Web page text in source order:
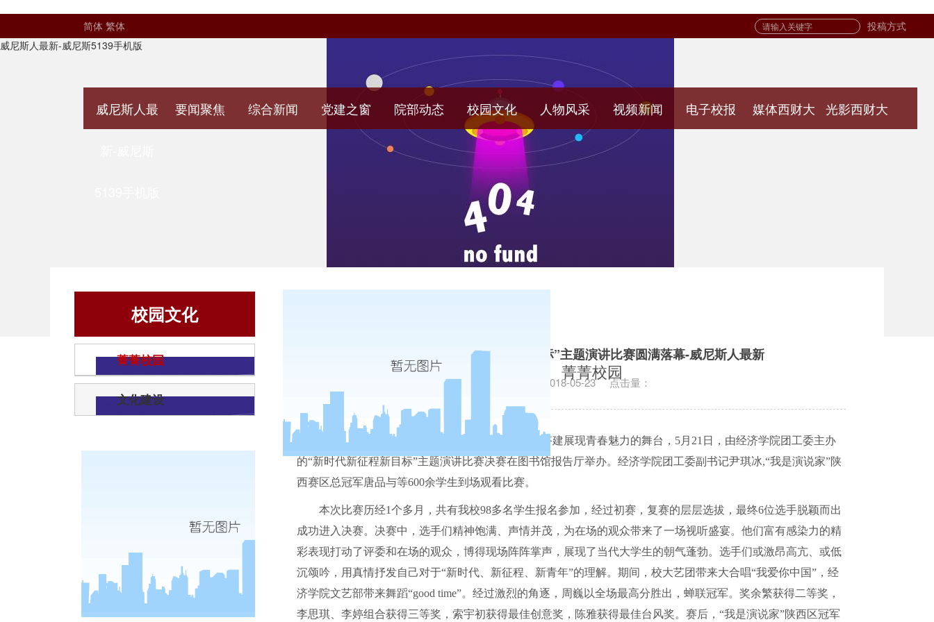
简体 繁体
投稿方式
威尼斯人最新-威尼斯5139手机版
威尼斯人最 要闻聚焦 综合新闻 党建之窗 院部动态 校园文化 人物风采 视频新闻 电子校报 媒体西财大 光影西财大
校园文化
菁菁校园
文化建设
菁菁校园
经济学院“新时代 新征程 新目标”主题演讲比赛圆满落幕-威尼斯人最新
发布日期：2018-05-23 点击量：
为进一步展现我校师生青春风貌，为广大师生搭建展现青春魅力的舞台， 5月 21 日，由经济学院团工委主办
的“新时代新征程新目标”主题演讲比赛决赛在图书馆报告厅举办。经济学院团工委副书记尹琪冰,“我是演说家”陕
西赛区总冠军唐品与等600余学生到场观看比赛。
本次比赛历经1个多月，共有我校98多名学生报名参加，经过初赛，复赛的层层选拔，最终6位选手脱颖而出
成功进入决赛。 决赛中，选手们精神饱满、声情并茂，为在场的观众带来了一场视听盛宴。他们富有感染力的精
彩表现打动了评委和在场的观众，博得现场阵阵掌声，展现了当代大学生的朝气蓬勃。选手们或激昂高亢、或低
沉颂吟，用真情抒发自己对于“新时代、新征程、新青年”的理解。期间，校大艺团带来大合唱“我爱你中国”，经
济学院文艺部带来舞蹈“good time”。经过激烈的角逐，周巍以全场最高分胜出，蝉联冠军。奖余繁获得二等奖，
李思琪、李婷组合获得三等奖，索宇初获得最佳创意奖，陈雅获得最佳台风奖。赛后，“我是演说家”陕西区冠军